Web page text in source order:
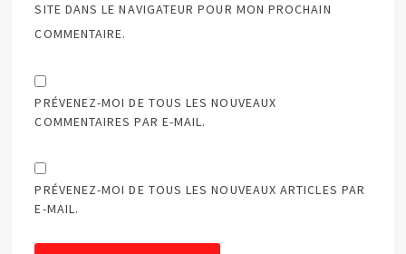
SITE DANS LE NAVIGATEUR POUR MON PROCHAIN
COMMENTAIRE.
PRÉVENEZ-MOI DE TOUS LES NOUVEAUX
COMMENTAIRES PAR E-MAIL.
PRÉVENEZ-MOI DE TOUS LES NOUVEAUX ARTICLES PAR
E-MAIL.